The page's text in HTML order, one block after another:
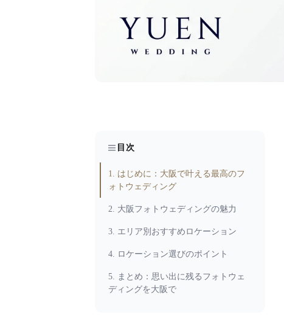
目次
1. はじめに：大阪で叶える最高のフ
ォトウェディング
2. 大阪フォトウェディングの魅力
3. エリア別おすすめロケーション
4. ロケーション選びのポイント
5. まとめ：思い出に残るフォトウェ
ディングを大阪で